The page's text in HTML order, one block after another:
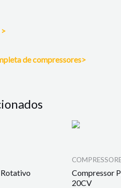
de compressores>
Compressor
20CV